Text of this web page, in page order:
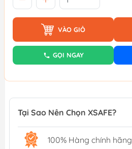
VÀO GIỎ
GỌI NGAY
Tại Sao Nên Chọn XSAFE?
100% Hàng chính hãng